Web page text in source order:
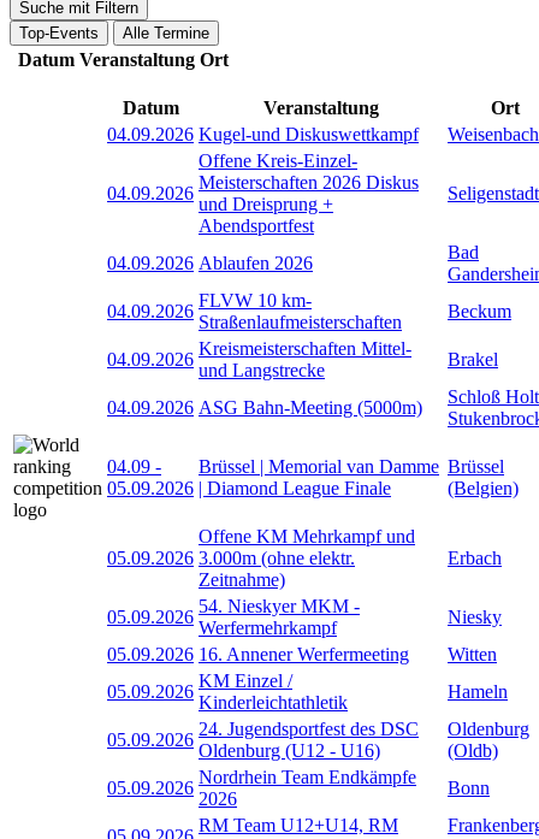
Suche mit Filtern
Top-Events
Alle Termine
Datum Veranstaltung Ort
Datum Veranstaltung
Ort
04.09.2026 Kugel-und Diskuswettkampf Weisenbach
04.09.2026
Offene Kreis-Einzel-
Meisterschaften 2026 Diskus
und Dreisprung +
Abendsportfest
Seligenstadt
04.09.2026 Ablaufen 2026
Bad
04.09.2026
FLVW 10 km-
Straßenlaufmeisterschaften
Beckum
04.09.2026
Kreismeisterschaften Mittel-
und Langstrecke
Brakel
04.09.2026 ASG Bahn-Meeting (5000m)
Schloß
04.09 -
05.09.2026
Brüssel | Memorial van Damme
| Diamond League Finale
Brüssel
(Belgien)
05.09.2026
Offene KM Mehrkampf und
3.000m (ohne elektr.
Zeitnahme)
Erbach
05.09.2026
54. Nieskyer MKM -
Werfermehrkampf
Niesky
05.09.2026 16. Annener Werfermeeting
Witten
05.09.2026
KM Einzel /
Kinderleichtathletik
Hameln
05.09.2026
24. Jugendsportfest des DSC
Oldenburg (U12 - U16)
Oldenburg
(Oldb)
05.09.2026
Nordrhein Team Endkämpfe
2026
Bonn
RM Team U12+U14, RM